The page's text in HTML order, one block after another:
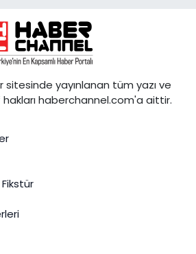
yayınlanan tüm yazı ve
haberchannel.com'a aittir.